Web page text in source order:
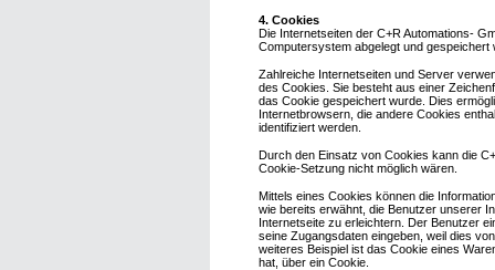
4. Cookies
Die Internetseiten der C+R Automations-
Computersystem abgelegt und gespeichert
Zahlreiche Internetseiten und Server
des Cookies. Sie besteht aus einer
das Cookie gespeichert wurde. Dies
Internetbrowsern, die andere Cookies
identifiziert werden.
Durch den Einsatz von Cookies kann die
Cookie-Setzung nicht möglich wären.
Mittels eines Cookies können die
wie bereits erwähnt, die Benutzer unserer
Internetseite zu erleichtern. Der Benutzer
seine Zugangsdaten eingeben, weil dies
weiteres Beispiel ist das Cookie eines
hat, über ein Cookie.